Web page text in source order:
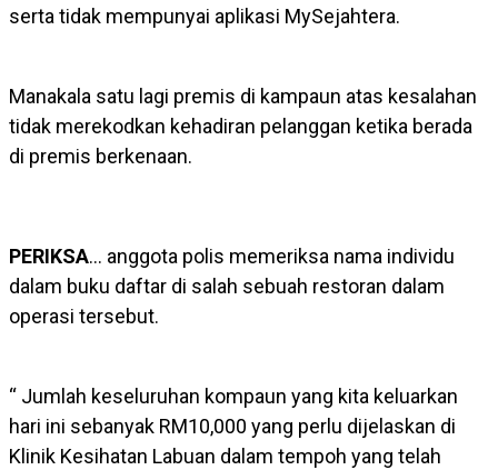
serta tidak mempunyai aplikasi MySejahtera.
Manakala satu lagi premis di kampaun atas kesalahan
tidak merekodkan kehadiran pelanggan ketika berada
di premis berkenaan.
PERIKSA… anggota polis memeriksa nama individu
dalam buku daftar di salah sebuah restoran dalam
operasi tersebut.
“ Jumlah keseluruhan kompaun yang kita keluarkan
hari ini sebanyak RM10,000 yang perlu dijelaskan di
Klinik Kesihatan Labuan dalam tempoh yang telah